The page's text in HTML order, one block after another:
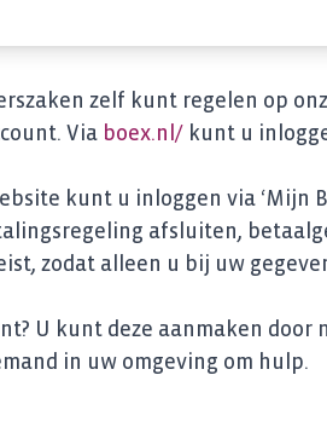
zelf kunt regelen op
Via boex.nl/ kunt u
kunt u inloggen via ‘Mijn
afsluiten,
zodat alleen u bij uw
U kunt deze aanmaken door
in uw omgeving om hulp.